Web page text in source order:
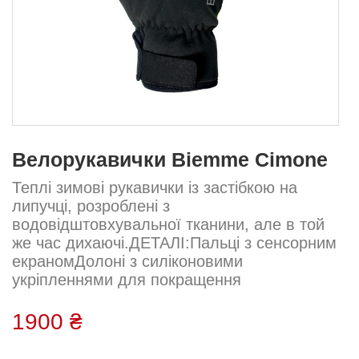
Велорукавички Biemme Cimone
Теплі зимові рукавички із застібкою на
липучці, розроблені з
водовідштовхувальної тканини, але в той
же час дихаючі.ДЕТАЛІ:Пальці з сенсорним
екраномДолоні з силіконовими
укріпленнями для покращення
32/46°FСКЛАД:93% PL – 7%
NY.Окружність/довжина:XS: 16,5/12,5 СМS:
1900 ₴